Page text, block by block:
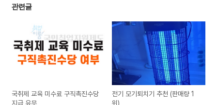
관련글
국취제 교육 미수료 구직촉진수당
지급 유무
전기 모기퇴치기 추천 (판매량 1
위)